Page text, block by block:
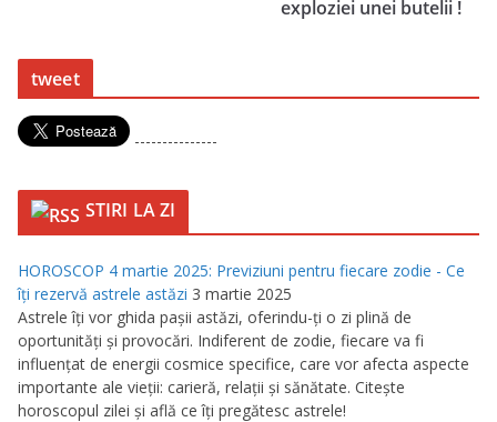
exploziei unei butelii !
tweet
---------------
STIRI LA ZI
HOROSCOP 4 martie 2025: Previziuni pentru fiecare zodie - Ce
îţi rezervă astrele astăzi 3 martie 2025
Astrele îţi vor ghida paşii astăzi, oferindu-ţi o zi plină de
oportunităţi şi provocări. Indiferent de zodie, fiecare va fi
influenţat de energii cosmice specifice, care vor afecta aspecte
importante ale vieţii: carieră, relaţii şi sănătate. Citeşte
horoscopul zilei şi află ce îţi pregătesc astrele!